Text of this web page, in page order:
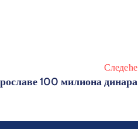
Следеће
100 милиона динара